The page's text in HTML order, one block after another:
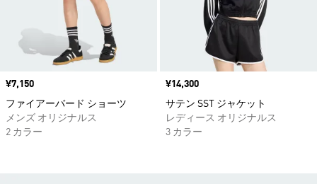
価格
¥7,150
ファイアーバード ショーツ
メンズ オリジナルス
2 カラー
価格
¥14,300
サテン SST ジャケット
レディース オリジナルス
3 カラー